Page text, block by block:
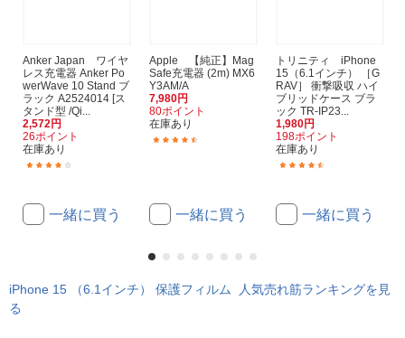
Anker Japan ワイヤ
レス充電器 Anker Po
werWave 10 Stand ブ
ラック A2524014 [ス
タンド型 /Qi...
2,572円
26ポイント
在庫あり
一緒に買う
Apple 【純正】Mag
Safe充電器 (2m) MX6
Y3AM/A
7,980円
80ポイント
在庫あり
一緒に買う
トリニティ iPhone
15（6.1インチ） ［G
RAV］ 衝撃吸収 ハイ
ブリッドケース ブラ
ック TR-IP23...
1,980円
198ポイント
在庫あり
一緒に買う
iPhone 15 （6.1インチ） 保護フィルム 人気売れ筋ランキングを見
る